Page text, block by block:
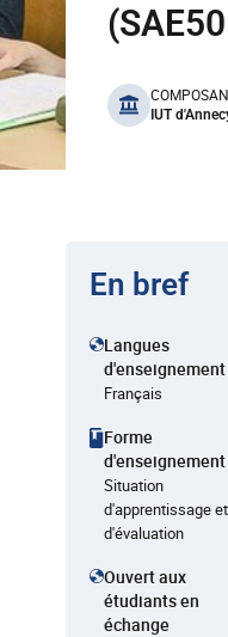
benefits
IUT
En bref
Langues
d'enseignement
Français
Forme
d'enseignement
Situation
d'apprentissage et
d'évaluation
Ouvert aux
étudiants en
échange